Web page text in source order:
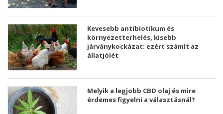
Kevesebb antibiotikum és
környezetterhelés, kisebb
járványkockázat: ezért számít az
állatjólét
Melyik a legjobb CBD olaj és mire
érdemes figyelni a választásnál?